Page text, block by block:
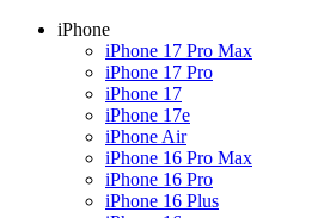
iPhone
iPhone 17 Pro Max
iPhone 17 Pro
iPhone 17
iPhone 17e
iPhone Air
iPhone 16 Pro Max
iPhone 16 Pro
iPhone 16 Plus